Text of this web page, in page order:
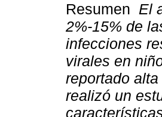
Resumen El
2%-15% de
infecciones
virales en
reportado
realizó un